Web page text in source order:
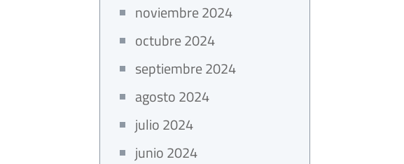
noviembre 2024
octubre 2024
septiembre 2024
agosto 2024
julio 2024
junio 2024